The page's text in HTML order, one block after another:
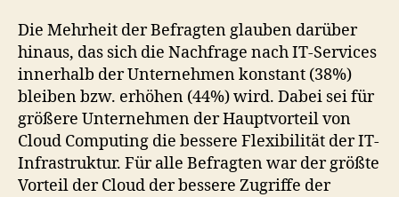
Die Mehrheit der Befragten glauben darüber
hinaus, das sich die Nachfrage nach IT-Services
innerhalb der Unternehmen konstant (38%)
bleiben bzw. erhöhen (44%) wird. Dabei sei für
größere Unternehmen der Hauptvorteil von
Cloud Computing die bessere Flexibilität der IT-
Infrastruktur. Für alle Befragten war der größte
Vorteil der Cloud der bessere Zugriffe der